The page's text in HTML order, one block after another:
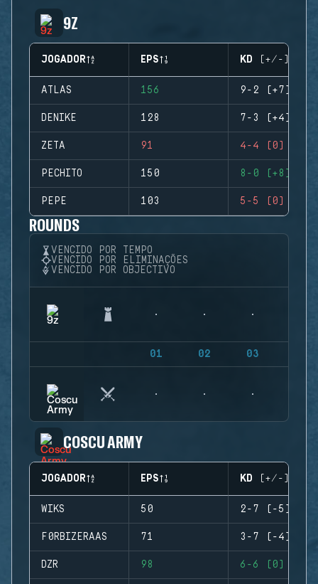
9Z
JOGADOR EPS KD (+/-)
ATLAS 156 9-2 (+7)
DENIKE 128 7-3 (+4)
ZETA 91 4-4 (0)
PECHITO 150 8-0 (+8)
PEPE 103 5-5 (0)
ROUNDS
VENCIDO POR TEMPO
VENCIDO POR ELIMINAÇÕES
VENCIDO POR OBJECTIVO
01 02 03
COSCU ARMY
JOGADOR EPS KD (+/-)
WIKS 50 2-7 (-5)
F0RBIZERAAS 71 3-7 (-4)
DZR 98 6-6 (0)